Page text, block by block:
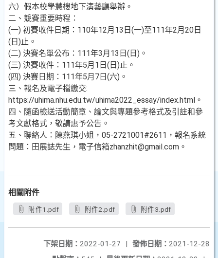
六）假本校學慧樓地下演藝廳舉辦。
二、競賽重要時程：
(一) 初賽收件日期：110年12月13日(一)至111年2月20日
(日)止。
(二) 決賽名單公布：111年3月13日(日)。
(三) 決賽收件：111年5月1日(日)止。
(四) 決賽日期：111年5月7日(六)。
三、報名及電子檔繳交:
https://uhima.nhu.edu.tw/uhima2022_essay/index.html。
四、隨函檢送活動簡章、論文與專題參考格式及引註和參
考文獻格式，敬請惠予公告。
五、聯絡人：陳燕琪小姐，05-2721001#2611，報名系統
問題：田展誌先生，電子信箱zhanzhit@gmail.com。
相關附件
附件1.pdf 附件2.pdf 附件3.pdf
發佈日期： 2021-12-28
下架日期： 2022-01-27
|